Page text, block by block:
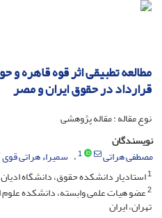
مطالعه تطبیقی اثر قوه قاهره و
قرارداد در حقوق ایران و مصر
نوع مقاله : مقاله پژوهشی
نویسندگان
مصطفی هراتی
1 سمیراء هراتی قوی
1استادیار دانشکده حقوق، دانشگاه
2عضو هیات علمی وابسته، دانشکده علوم
تهران، ایران